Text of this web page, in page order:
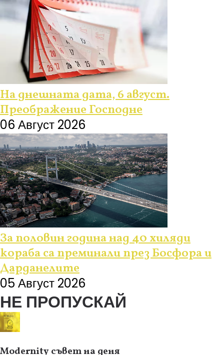
На днешната дата, 6 август.
Преображение Господне
06 Август 2026
За половин година над 40 хиляди
кораба са преминали през Босфора и
Дарданелите
05 Август 2026
НЕ ПРОПУСКАЙ
Modernity съвет на деня